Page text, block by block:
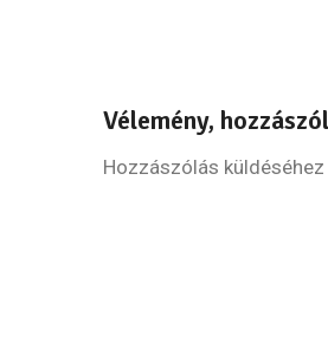
Vélemény,
Hozzászólás küldéséhez